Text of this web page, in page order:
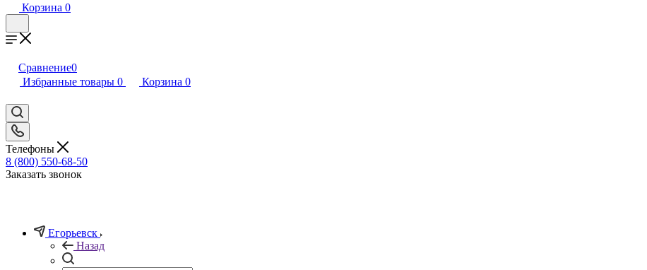
Корзина 0
Сравнение0
Избранные товары 0 Корзина 0
Телефоны
8 (800) 550-68-50
Заказать звонок
Егорьевск
Назад